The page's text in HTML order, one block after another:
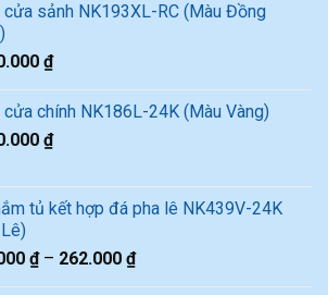
cửa sảnh NK193XL-RC (Màu Đồng
₫
cửa chính NK186L-24K (Màu Vàng)
₫
tủ kết hợp đá pha lê NK439V-24K
₫– 262.000 ₫